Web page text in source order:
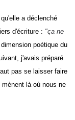
a déclenché
d'écriture : "ça ne
poétique du
j'avais préparé
pas se laisser faire
là où nous ne